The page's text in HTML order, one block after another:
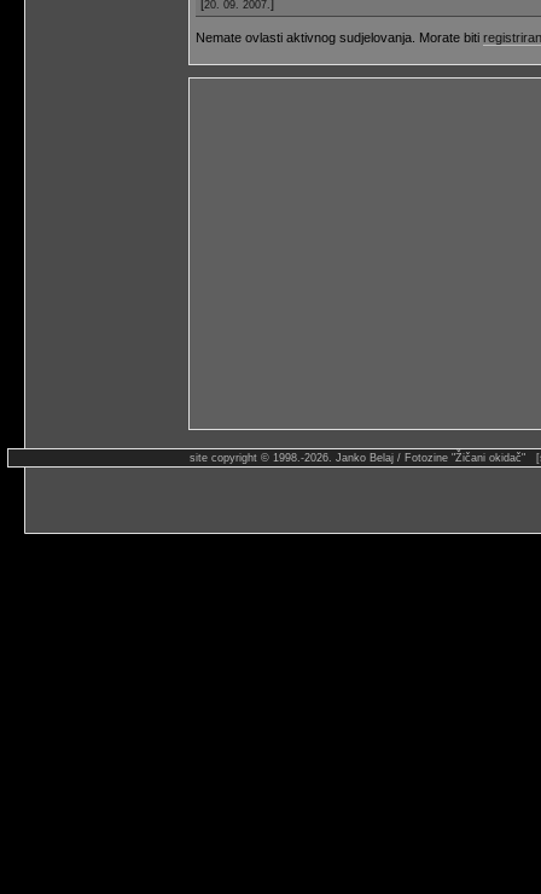
[20. 09. 2007. ]
Nemate ovlasti aktivnog sudjelovanja. Morate biti
site copyright © 1998.-2026. Janko Belaj / Fotozine "Žičani okidač"